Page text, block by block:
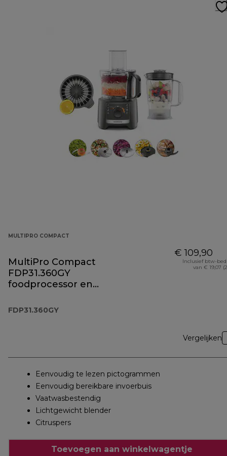
MULTIPRO COMPACT
MultiPro Compact
FDP31.360GY
foodprocessor en
FDP31.360GY
€ 109,90
Inclusief btw-
van € 19,07
Vergelijken
Eenvoudig te lezen pictogrammen
Eenvoudig bereikbare invoerbuis
Vaatwasbestendig
Lichtgewicht blender
Citruspers
Toevoegen aan winkelwagentje